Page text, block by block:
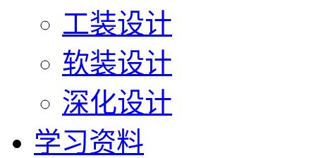
工装设计
软装设计
深化设计
学习资料